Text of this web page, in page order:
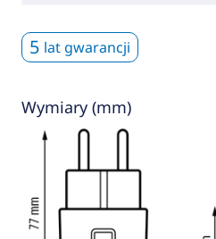
5 lat gwarancji
Wymiary (mm)